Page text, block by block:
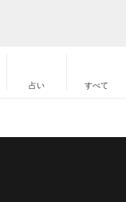
占い すべて